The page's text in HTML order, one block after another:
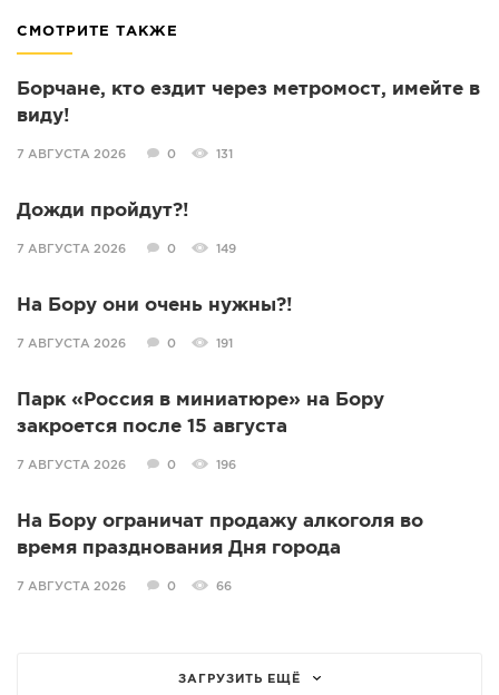
СМОТРИТЕ ТАКЖЕ
Борчане, кто ездит через метромост, имейте в
виду!
7 АВГУСТА 2026 0 131
Дожди пройдут?!
7 АВГУСТА 2026 0 149
На Бору они очень нужны?!
7 АВГУСТА 2026 0 191
Парк «Россия в миниатюре» на Бору
закроется после 15 августа
7 АВГУСТА 2026 0 196
На Бору ограничат продажу алкоголя во
время празднования Дня города
7 АВГУСТА 2026 0 66
ЗАГРУЗИТЬ ЕЩЁ